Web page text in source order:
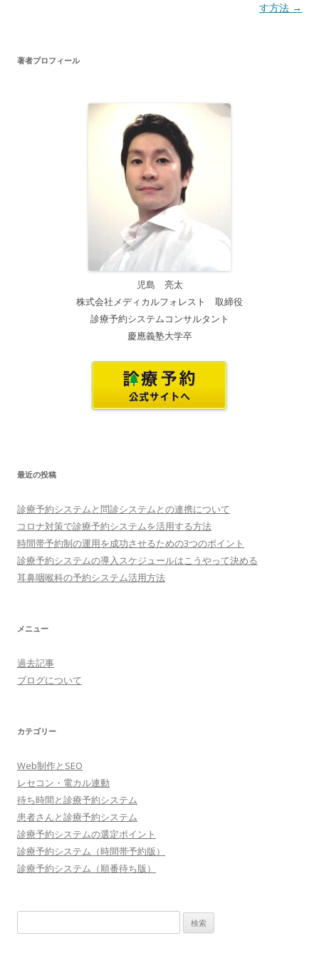
ー
す方法 →
著者プロフィール
児島 亮太
株式会社メディカルフォレスト 取締役
診療予約システムコンサルタント
慶應義塾大学卒
最近の投稿
診療予約システムと問診システムとの連携について
コロナ対策で診療予約システムを活用する方法
時間帯予約制の運用を成功させるための3つのポイント
診療予約システムの導入スケジュールはこうやって決める
耳鼻咽喉科の予約システム活用方法
メニュー
過去記事
ブログについて
カテゴリー
Web制作とSEO
レセコン・電カル連動
待ち時間と診療予約システム
患者さんと診療予約システム
診療予約システムの選定ポイント
診療予約システム（時間帯予約版）
診療予約システム（順番待ち版）
索: